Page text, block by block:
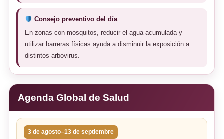
Consejo preventivo del día
En zonas con mosquitos, reducir el agua acumulada y
utilizar barreras físicas ayuda a disminuir la exposición a
distintos arbovirus.
Agenda Global de Salud
3 de agosto–13 de septiembre